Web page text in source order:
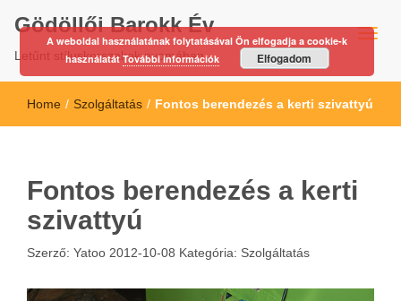
Gödöllői Barokk Év
Letűnt stíluskorszakok nyomában…
Home / Szolgáltatás / Fontos berendezés a kerti szivattyú
Fontos berendezés a kerti
szivattyú
Szerző: Yatoo 2012-10-08 Kategória: Szolgáltatás
A weboldal használatának folytatásával Ön elfogadja a cookie-k
használatátTovábbi információk Elfogadom